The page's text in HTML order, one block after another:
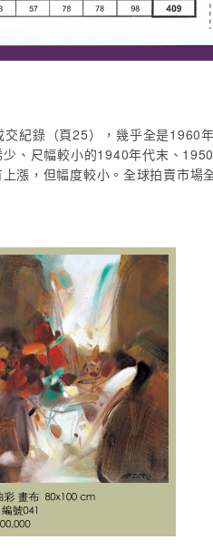
紀錄（頁25），幾乎全是1960
、尺幅較小的1940年代末、
漲，但幅度較小。全球拍賣市場